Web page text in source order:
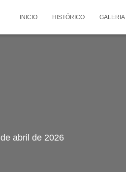
INICIO HISTÓRICO GALERIA
abril de 2026